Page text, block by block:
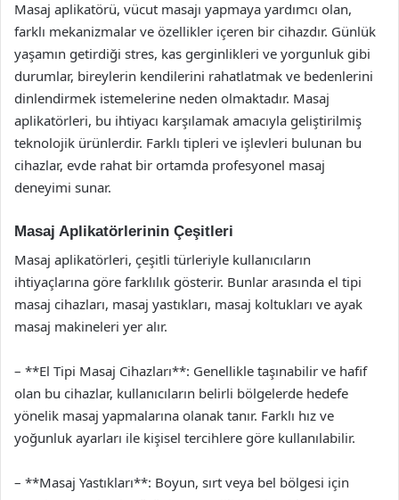
Masaj aplikatörü, vücut masajı yapmaya yardımcı olan,
farklı mekanizmalar ve özellikler içeren bir cihazdır. Günlük
yaşamın getirdiği stres, kas gerginlikleri ve yorgunluk gibi
durumlar, bireylerin kendilerini rahatlatmak ve bedenlerini
dinlendirmek istemelerine neden olmaktadır. Masaj
aplikatörleri, bu ihtiyacı karşılamak amacıyla geliştirilmiş
teknolojik ürünlerdir. Farklı tipleri ve işlevleri bulunan bu
cihazlar, evde rahat bir ortamda profesyonel masaj
deneyimi sunar.
Masaj Aplikatörlerinin Çeşitleri
Masaj aplikatörleri, çeşitli türleriyle kullanıcıların
ihtiyaçlarına göre farklılık gösterir. Bunlar arasında el tipi
masaj cihazları, masaj yastıkları, masaj koltukları ve ayak
masaj makineleri yer alır.
– **El Tipi Masaj Cihazları**: Genellikle taşınabilir ve hafif
olan bu cihazlar, kullanıcıların belirli bölgelerde hedefe
yönelik masaj yapmalarına olanak tanır. Farklı hız ve
yoğunluk ayarları ile kişisel tercihlere göre kullanılabilir.
– **Masaj Yastıkları**: Boyun, sırt veya bel bölgesi için